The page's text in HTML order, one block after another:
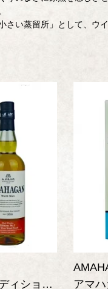
さい蒸留所」として、ウ
ョンNo.2
アマハ